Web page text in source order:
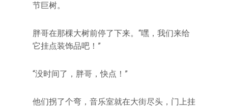
节巨树。
胖哥在那棵大树前停了下来。“嘿，我们来给
它挂点装饰品吧！”
“没时间了，胖哥，快点！”
他们拐了个弯，音乐室就在大街尽头，门上挂